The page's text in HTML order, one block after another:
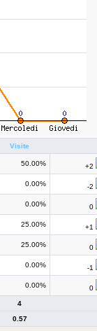
Visite
50.00% +2
0.00% -2
0.00% 0
25.00% +1
25.00% 0
0.00% -1
0.00% 0
4
0.57